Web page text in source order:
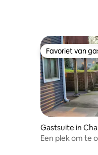
Favoriet van
Favoriet van
Gastsuite in
Een plek om te